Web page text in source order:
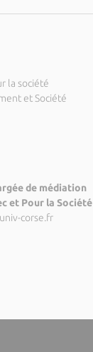
la société
et Société
de médiation
et Pour la Société
corse.fr